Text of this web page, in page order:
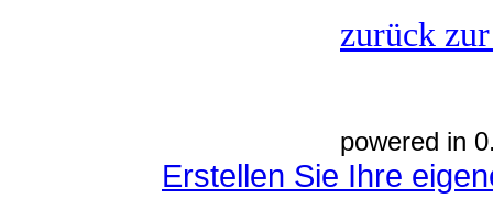
zurück
powered in
Erstellen Sie Ihre